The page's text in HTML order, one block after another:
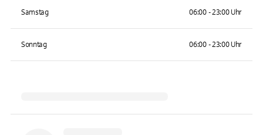
Samstag 06:00 - 23:00 Uhr
Sonntag 06:00 - 23:00 Uhr